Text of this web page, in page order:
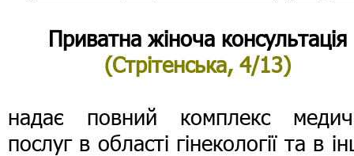
Приватна жіноча консультація
(Стрітенська, 4/13)
надає повний комплекс
послуг в області гінекології та в